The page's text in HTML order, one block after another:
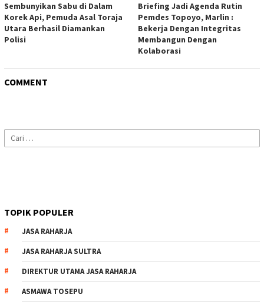
Sembunyikan Sabu di Dalam
Korek Api, Pemuda Asal Toraja
Utara Berhasil Diamankan
Polisi
Briefing Jadi Agenda Rutin
Pemdes Topoyo, Marlin :
Bekerja Dengan Integritas
Membangun Dengan
Kolaborasi
COMMENT
Cari
untuk:
TOPIK POPULER
JASA RAHARJA
JASA RAHARJA SULTRA
DIREKTUR UTAMA JASA RAHARJA
ASMAWA TOSEPU